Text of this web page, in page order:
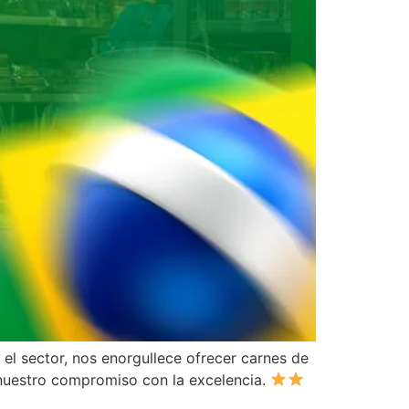
sector, nos enorgullece ofrecer carnes de
compromiso con la excelencia.